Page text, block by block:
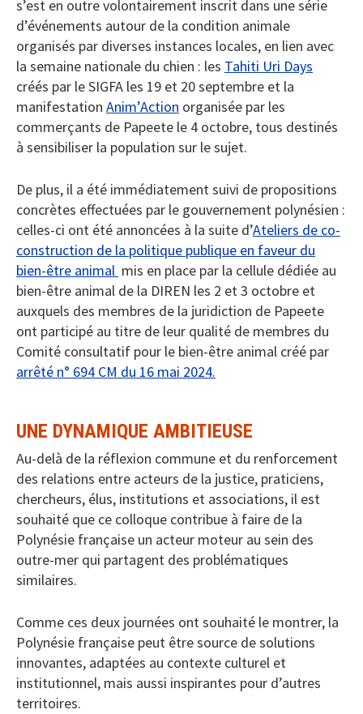
s’est en outre volontairement inscrit dans une série
d’événements autour de la condition animale
organisés par diverses instances locales, en lien avec
la semaine nationale du chien : les Tahiti Uri Days
créés par le SIGFA les 19 et 20 septembre et la
manifestation Anim’Action organisée par les
commerçants de Papeete le 4 octobre, tous destinés
à sensibiliser la population sur le sujet.
De plus, il a été immédiatement suivi de propositions
concrètes effectuées par le gouvernement polynésien :
celles-ci ont été annoncées à la suite d’Ateliers de co-
construction de la politique publique en faveur du
bien-être animal mis en place par la cellule dédiée au
bien-être animal de la DIREN les 2 et 3 octobre et
auxquels des membres de la juridiction de Papeete
ont participé au titre de leur qualité de membres du
Comité consultatif pour le bien-être animal créé par
arrêté n° 694 CM du 16 mai 2024.
UNE DYNAMIQUE AMBITIEUSE
Au-delà de la réflexion commune et du renforcement
des relations entre acteurs de la justice, praticiens,
chercheurs, élus, institutions et associations, il est
souhaité que ce colloque contribue à faire de la
Polynésie française un acteur moteur au sein des
outre-mer qui partagent des problématiques
similaires.
Comme ces deux journées ont souhaité le montrer, la
Polynésie française peut être source de solutions
innovantes, adaptées au contexte culturel et
institutionnel, mais aussi inspirantes pour d’autres
territoires.